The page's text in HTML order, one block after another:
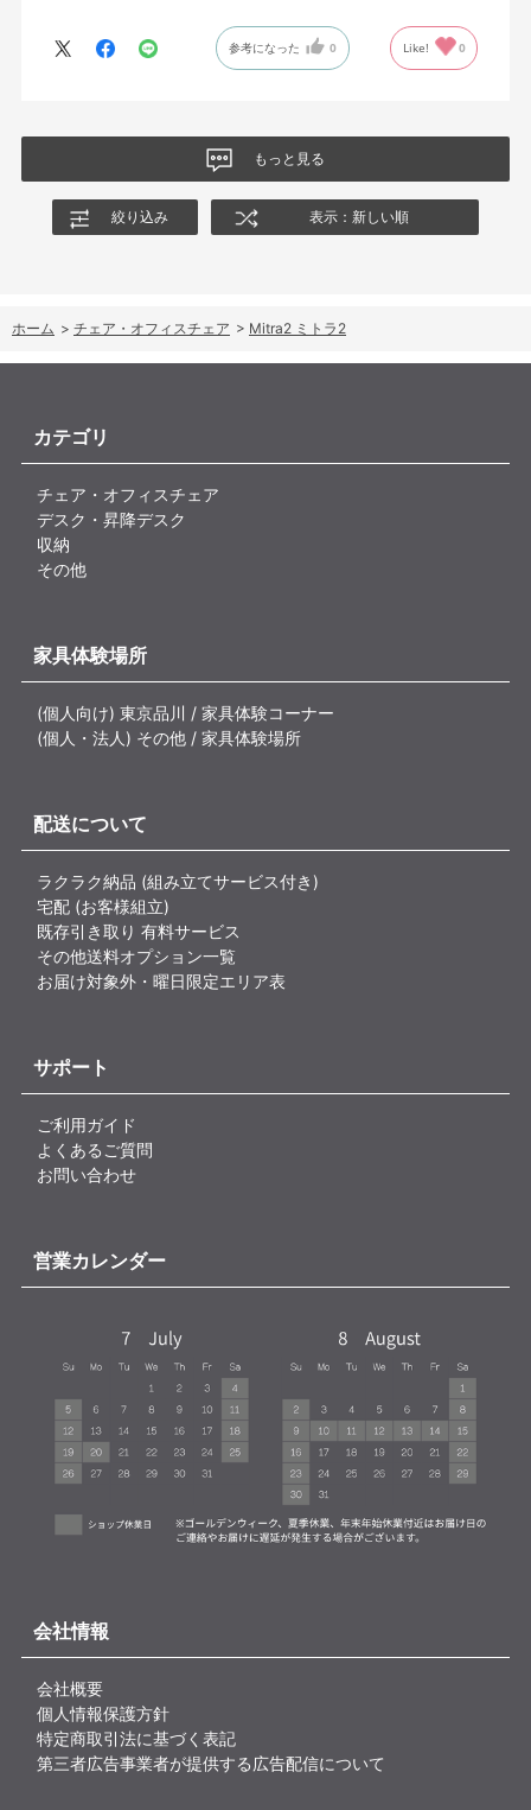
参考になった 0 Like! 0
もっと見る
絞り込み 表示：新しい順
ホーム > チェア・オフィスチェア > Mitra2 ミトラ2
カテゴリ
チェア・オフィスチェア
デスク・昇降デスク
収納
その他
家具体験場所
(個人向け) 東京品川 / 家具体験コーナー
(個人・法人) その他 / 家具体験場所
配送について
ラクラク納品 (組み立てサービス付き)
宅配 (お客様組立)
既存引き取り 有料サービス
その他送料オプション一覧
お届け対象外・曜日限定エリア表
サポート
ご利用ガイド
よくあるご質問
お問い合わせ
営業カレンダー
会社情報
会社概要
個人情報保護方針
特定商取引法に基づく表記
第三者広告事業者が提供する広告配信について